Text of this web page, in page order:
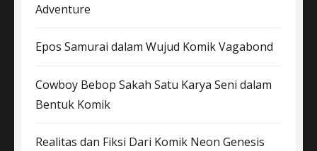
Adventure
Epos Samurai dalam Wujud Komik Vagabond
Cowboy Bebop Sakah Satu Karya Seni dalam
Bentuk Komik
Realitas dan Fiksi Dari Komik Neon Genesis